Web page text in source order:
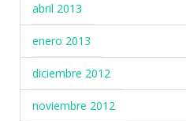
abril 2013
enero 2013
diciembre 2012
noviembre 2012